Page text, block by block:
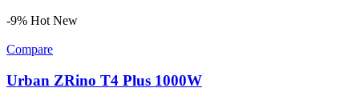
-9% Hot New
Compare
Urban ZRino T4 Plus 1000W